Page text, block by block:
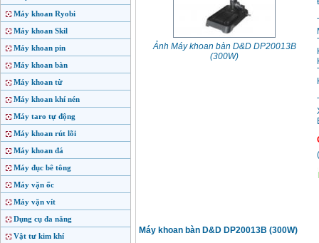
Máy khoan Ryobi
Máy khoan Skil
Máy khoan pin
Máy khoan bàn
Máy khoan từ
Máy khoan khí nén
Máy taro tự động
Máy khoan rút lõi
Máy khoan đá
Máy đục bê tông
Máy vặn ốc
Máy vặn vít
Dụng cụ đa năng
Vật tư kim khí
Ảnh Máy khoan bàn D&D DP20013B
(300W)
(
Máy khoan bàn D&D DP20013B (300W)